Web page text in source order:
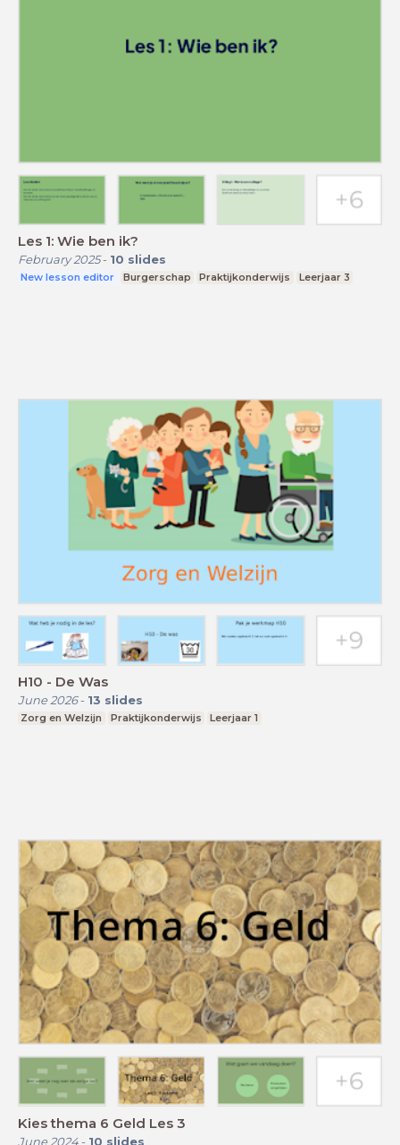
Les 1: Wie ben ik?
February 2025- 10 slides
New lesson editor Burgerschap Praktijkonderwijs Leerjaar 3
H10 - De Was
June 2026- 13 slides
Zorg en Welzijn Praktijkonderwijs Leerjaar 1
Kies thema 6 Geld Les 3
June 2024- 10 slides